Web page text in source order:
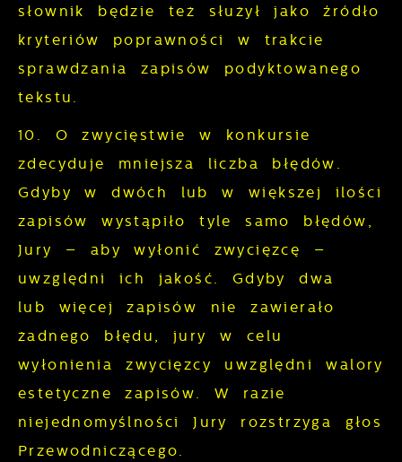
słownik będzie też służył jako źródło
kryteriów poprawności w trakcie
sprawdzania zapisów podyktowanego
tekstu.
10. O zwycięstwie w konkursie
zdecyduje mniejsza liczba błędów.
Gdyby w dwóch lub w większej ilości
zapisów wystąpiło tyle samo błędów,
Jury – aby wyłonić zwycięzcę –
uwzględni ich jakość. Gdyby dwa
lub więcej zapisów nie zawierało
żadnego błędu, jury w celu
wyłonienia zwycięzcy uwzględni walory
estetyczne zapisów. W razie
niejednomyślności Jury rozstrzyga głos
Przewodniczącego.